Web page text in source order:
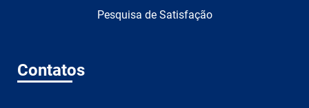
Pesquisa de Satisfação
Contatos